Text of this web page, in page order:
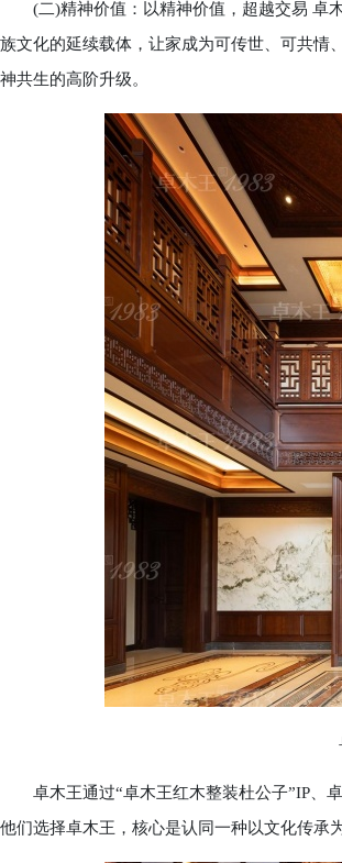
(二)精神价值：以精神价值，超越交易 卓木
族文化的延续载体，让家成为可传世、可共情
神共生的高阶升级。
卓
卓木王通过“卓木王红木整装杜公子”IP、卓
他们选择卓木王，核心是认同一种以文化传承